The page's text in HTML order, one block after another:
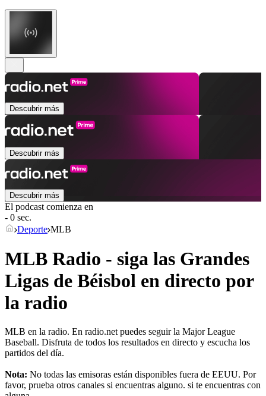
Descubrir más
Descubrir más
Descubrir más
El podcast comienza en
- 0 sec.
Deporte MLB
MLB Radio - siga las Grandes
Ligas de Béisbol en directo por
la radio
MLB en la radio. En radio.net puedes seguir la Major League
Baseball. Disfruta de todos los resultados en directo y escucha los
partidos del día.
Nota: No todas las emisoras están disponibles fuera de EEUU. Por
favor, prueba otros canales si encuentras alguno. si te encuentras con